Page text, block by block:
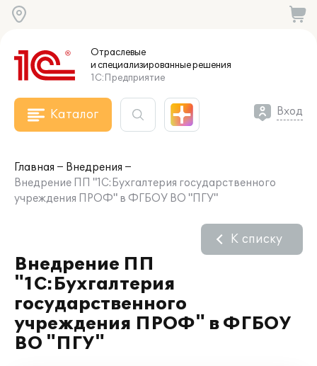
Отраслевые
и специализированныерешения
1С:Предприятие
Каталог Вход
Главная
Внедрения
Внедрение ПП "1С:Бухгалтерия государственного
учреждения ПРОФ" в ФГБОУ ВО "ПГУ"
Внедрение ПП
"1С:Бухгалтерия
государственного
учреждения ПРОФ" в ФГБОУ
ВО "ПГУ"
К списку